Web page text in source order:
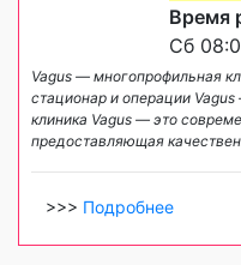
Время
Сб
Vagus — многопрофильная
стационар и операции
клиника Vagus — это
предоставляющая
>>> Подробнее